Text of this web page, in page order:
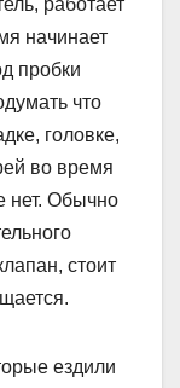
работает
начинает
пробки
что
головке,
во время
нет. Обычно
стоит
ездили